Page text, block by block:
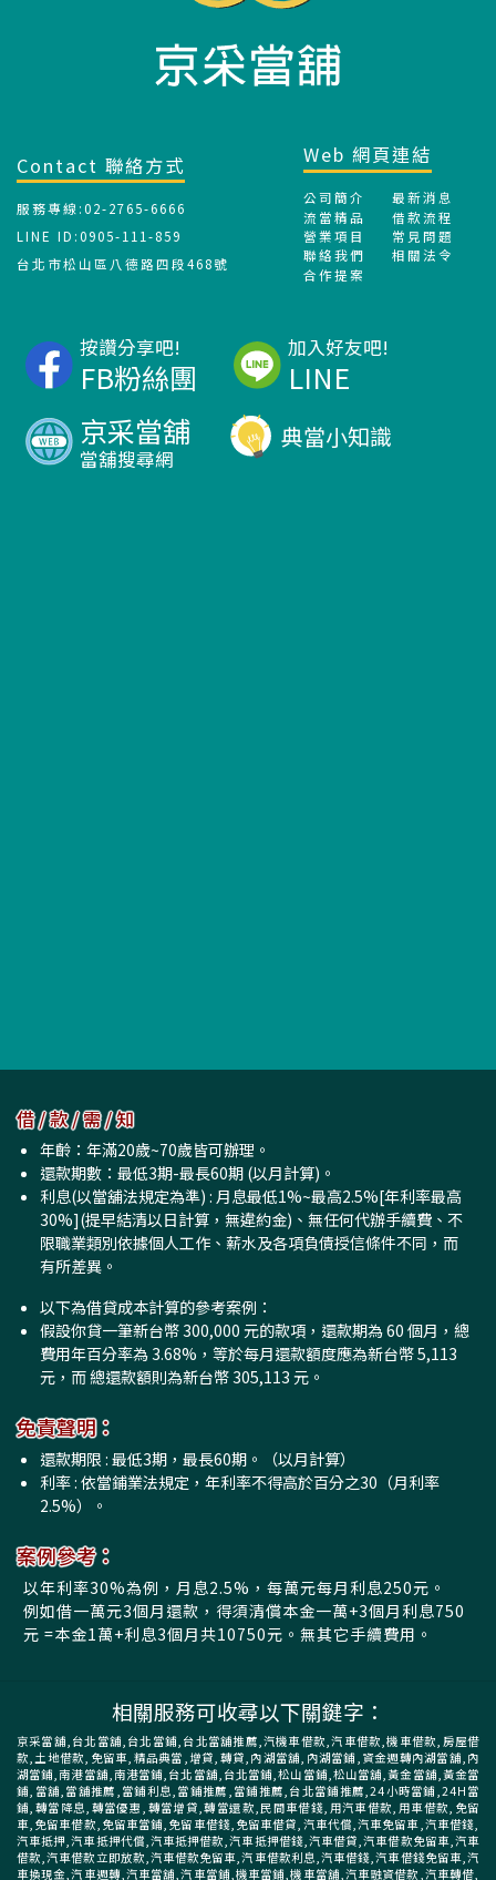
Contact 聯絡方式
服務專線:02-2765-6666
LINE ID:0905-111-859
台北市松山區八德路四段468號
Web 網頁連結
公司簡介
最新消息
流當精品
借款流程
營業項目
常見問題
聯絡我們
相關法令
合作提案
按讚分享吧!
FB粉絲團
加入好友吧!
LINE
京采當舖
當舖搜尋網
典當小知識
借 / 款 / 需 / 知
年齡：年滿20歲~70歲皆可辦理。
還款期數：最低3期-最長60期 (以月計算)。
利息(以當舖法規定為準) : 月息最低1%~最高2.5%[年利率最高
30%](提早結清以日計算，無違約金)、無任何代辦手續費、不
限職業類別依據個人工作、薪水及各項負債授信條件不同，而
有所差異。
以下為借貸成本計算的參考案例：
假設你貸一筆新台幣 300,000 元的款項，還款期為 60 個月，總
費用年百分率為 3.68%，等於每月還款額度應為新台幣 5,113
元，而 總還款額則為新台幣 305,113 元。
免責聲明：
還款期限 : 最低3期，最長60期。（以月計算）
利率 : 依當鋪業法規定，年利率不得高於百分之30（月利率
2.5%）。
案例參考：
以年利率30%為例，月息2.5%，每萬元每月利息250元。
例如借一萬元3個月還款，得須清償本金一萬+3個月利息750
元 =本金1萬+利息3個月共10750元。無其它手續費用。
相關服務可收尋以下關鍵字：
京采當舖,台北當舖,台北當鋪,台北當舖推薦,汽機車借款,汽車借款,機車借款,房屋借
款,土地借款,免留車,精品典當,增貸,轉貸,內湖當舖,內湖當鋪,資金週轉內湖當舖,內
湖當鋪,南港當舖,南港當鋪,台北當舖,台北當鋪,松山當鋪,松山當舖,黃金當舖,黃金當
鋪,當舖,當舖推薦,當鋪利息,當鋪推薦,當鋪推薦,台北當鋪推薦,24小時當鋪,24H當
鋪,轉當降息,轉當優惠,轉當增貸,轉當還款,民間車借錢,用汽車借款,用車借款,免留
車,免留車借款,免留車當鋪,免留車借錢,免留車借貸,汽車代償,汽車免留車,汽車借錢,
汽車抵押,汽車抵押代償,汽車抵押借款,汽車抵押借錢,汽車借貸,汽車借款免留車,汽車
借款,汽車借款立即放款,汽車借款免留車,汽車借款利息,汽車借錢,汽車借錢免留車,汽
車換現金,汽車週轉,汽車當舖,汽車當鋪,機車當鋪,機車當舖,汽車融資借款,汽車轉借,